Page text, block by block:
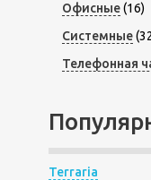
Офисные(16)
Системные
Телефонная
Terraria